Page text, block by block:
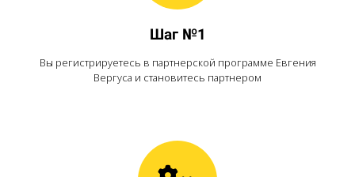
Шаг №1
Вы регистрируетесь в партнерской программе Евгения
Вергуса и становитесь партнером